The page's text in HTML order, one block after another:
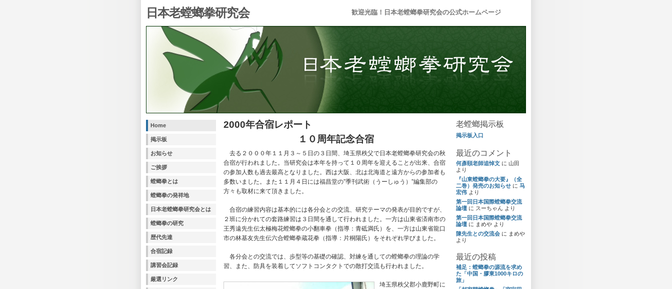
日本老螳螂拳研究会 歓迎光臨！日本老螳螂拳研究会の公式ホームページ
Home
掲示板
お知らせ
ご挨拶
螳螂拳とは
螳螂拳の発祥地
日本老螳螂拳研究会とは
螳螂拳の研究
歴代先達
合宿記録
講習会記録
厳選リンク
老螳螂掲示板
掲示板入口
最近のコメント
何彥頤老師追悼文 に 山田
より
『山東螳螂拳の大要』（全
二巻）発売のお知らせ に 马
宏伟 より
第一回日本国際螳螂拳交流
論壇 に スーちゃん より
第一回日本国際螳螂拳交流
論壇 に まめや より
陳先生との交流会 に まめや
より
最近の投稿
補足：螳螂拳の源流を求め
た「中国・膠東1000キロの
旅」
2000年合宿レポート
１０周年記念合宿
去る２０００年１１月３～５日の３日間、埼玉県秩父で日本老螳螂拳研究会の秋
合宿が行われました。当研究会は本年を持って１０周年を迎えることが出来、合宿
の参加人数も過去最高となりました。西は大阪、北は北海道と遠方からの参加者も
多数いました。また１１月４日には福昌堂の”季刊武術（うーしゅう）”編集部の
方々も取材に来て頂きました。
合宿の練習内容は基本的には各分会との交流、研究テーマの発表が目的ですが、
２班に分かれての套路練習は３日間を通して行われました。一方は山東省済南市の
王秀遠先生伝太極梅花螳螂拳の小翻車拳（指導：青砥満氏）を、一方は山東省龍口
市の林基友先生伝六合螳螂拳蔵花拳（指導：片桐陽氏）をそれぞれ学びました。
各分会との交流では、歩型等の基礎の確認、対練を通しての螳螂拳の理論の学
習、また、防具を装着してソフトコンタクトでの散打交流も行われました。
埼玉県秩父郡小鹿野町に